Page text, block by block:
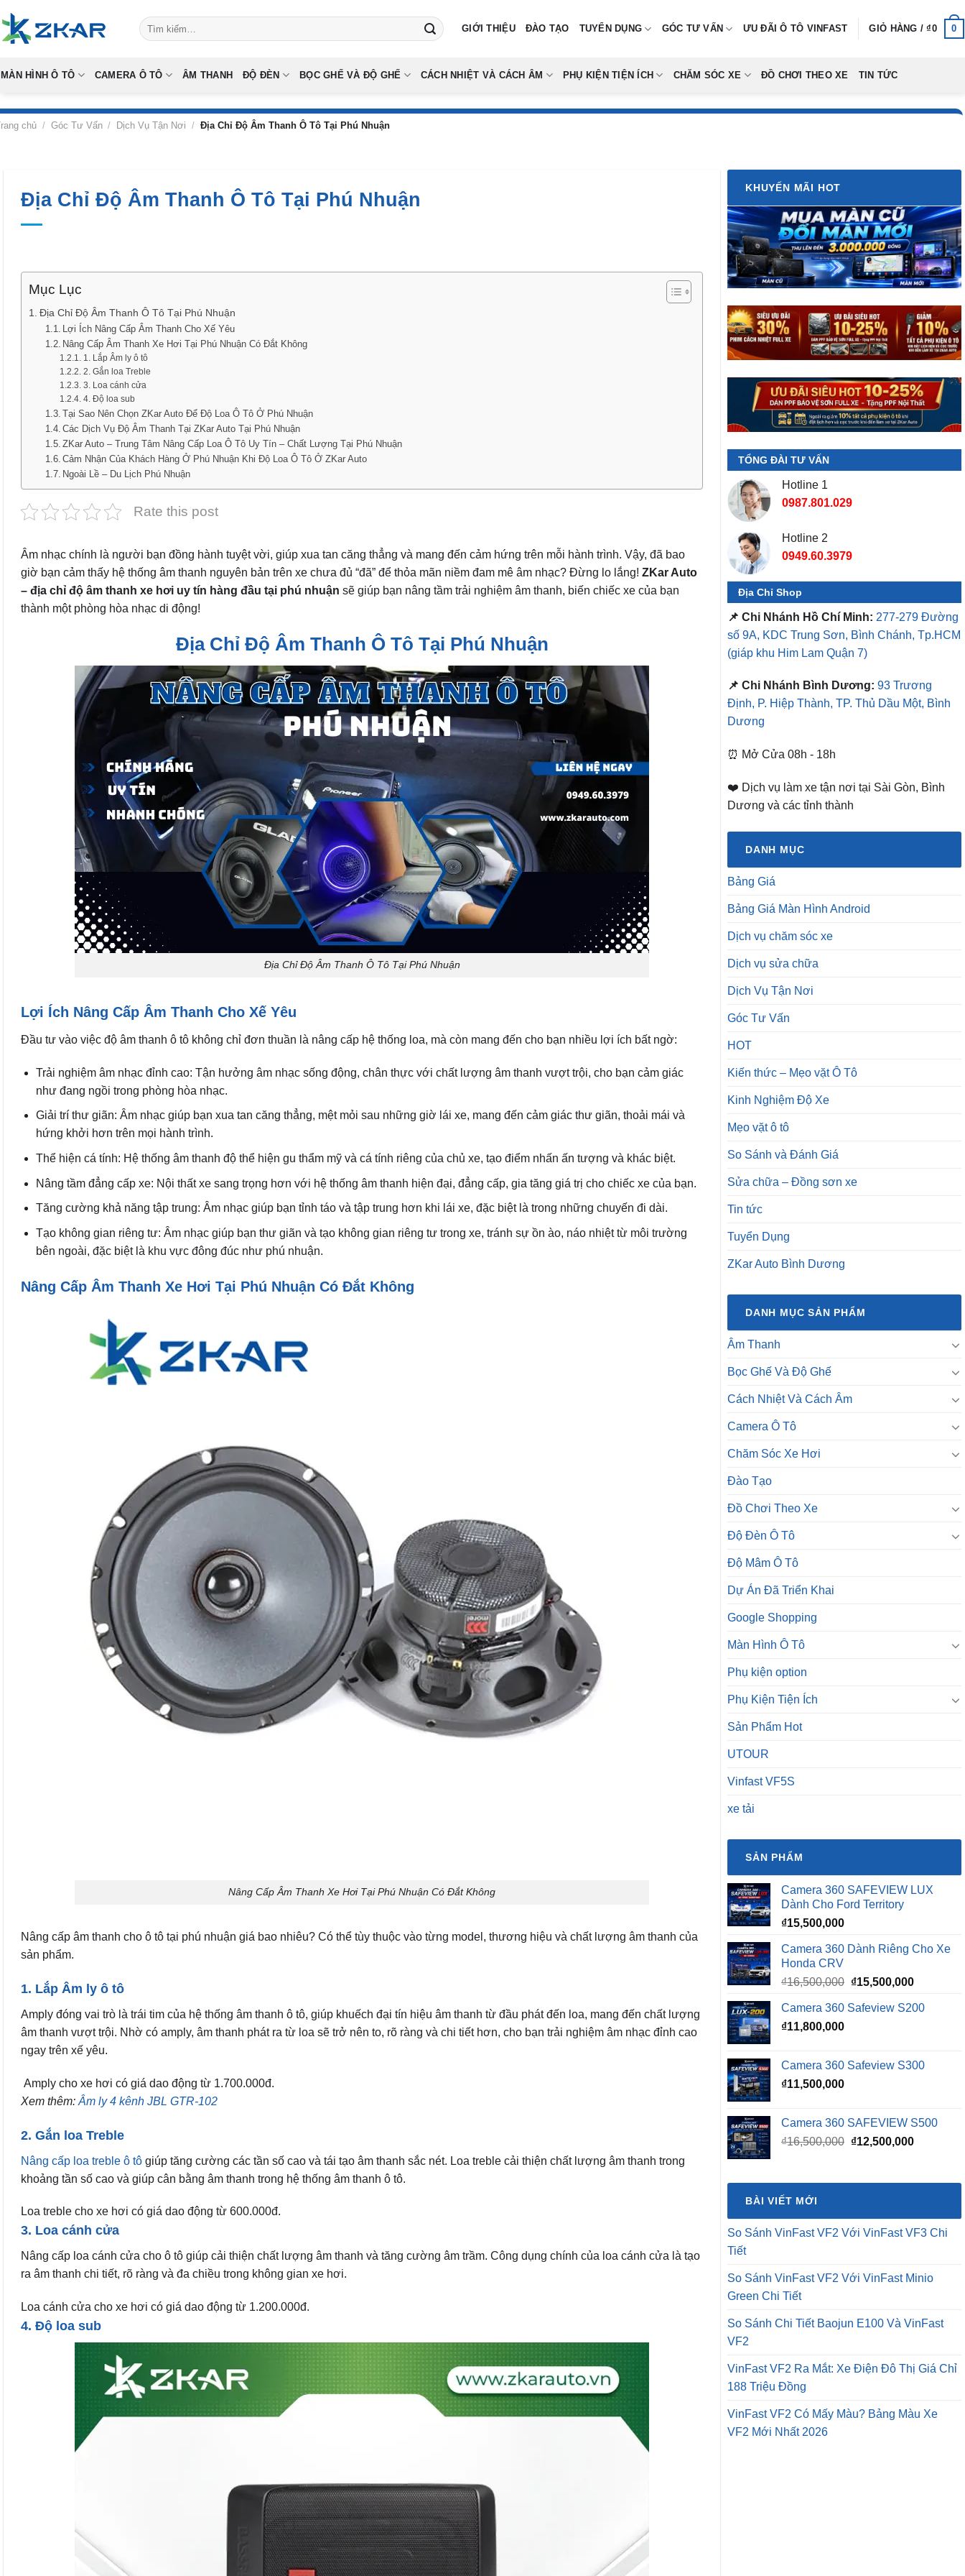
to
content
Tìm
kiếm:
GIỚI THIỆU ĐÀO TẠO TUYỂN DỤNG GÓC TƯ VẤN ƯU ĐÃI Ô TÔ VINFAST GIỎ HÀNG /₫0 0
MÀN HÌNH Ô TÔ CAMERA Ô TÔ ÂM THANH ĐỘ ĐÈN BỌC GHẾ VÀ ĐỘ GHẾ CÁCH NHIỆT VÀ CÁCH ÂM PHỤ KIỆN TIỆN ÍCH CHĂM SÓC XE ĐỒ CHƠI THEO XE TIN TỨC
chủ / Góc Tư Vấn / Dịch Vụ Tận Nơi / Địa Chỉ Độ Âm Thanh Ô Tô Tại Phú Nhuận
Địa Chỉ Độ Âm Thanh Ô Tô Tại Phú Nhuận
Mục Lục
Địa Chỉ Độ Âm Thanh Ô Tô Tại Phú Nhuận
Lợi Ích Nâng Cấp Âm Thanh Cho Xế Yêu
Nâng Cấp Âm Thanh Xe Hơi Tại Phú Nhuận Có Đắt Không
1. Lắp Âm ly ô tô
2. Gắn loa Treble
3. Loa cánh cửa
4. Độ loa sub
Tại Sao Nên Chọn ZKar Auto Để Độ Loa Ô Tô Ở Phú Nhuận
Các Dịch Vụ Độ Âm Thanh Tại ZKar Auto Tại Phú Nhuận
ZKar Auto – Trung Tâm Nâng Cấp Loa Ô Tô Uy Tín – Chất Lượng Tại Phú Nhuận
Cảm Nhận Của Khách Hàng Ở Phú Nhuận Khi Độ Loa Ô Tô Ở ZKar Auto
Ngoài Lề – Du Lịch Phú Nhuận
Rate this post
Âm nhạc chính là người bạn đồng hành tuyệt vời, giúp xua tan căng thẳng và mang đến cảm hứng trên mỗi hành trình. Vậy, đã bao
giờ bạn cảm thấy hệ thống âm thanh nguyên bản trên xe chưa đủ “đã” để thỏa mãn niềm đam mê âm nhạc? Đừng lo lắng! ZKar Auto
– địa chỉ độ âm thanh xe hơi uy tín hàng đầu tại phú nhuận sẽ giúp bạn nâng tầm trải nghiệm âm thanh, biến chiếc xe của bạn
thành một phòng hòa nhạc di động!
Địa Chỉ Độ Âm Thanh Ô Tô Tại Phú Nhuận
Địa Chỉ Độ Âm Thanh Ô Tô Tại Phú Nhuận
Lợi Ích Nâng Cấp Âm Thanh Cho Xế Yêu
Đầu tư vào việc độ âm thanh ô tô không chỉ đơn thuần là nâng cấp hệ thống loa, mà còn mang đến cho bạn nhiều lợi ích bất ngờ:
Trải nghiệm âm nhạc đỉnh cao: Tận hưởng âm nhạc sống động, chân thực với chất lượng âm thanh vượt trội, cho bạn cảm giác
như đang ngồi trong phòng hòa nhạc.
Giải trí thư giãn: Âm nhạc giúp bạn xua tan căng thẳng, mệt mỏi sau những giờ lái xe, mang đến cảm giác thư giãn, thoải mái và
hứng khởi hơn trên mọi hành trình.
Thể hiện cá tính: Hệ thống âm thanh độ thể hiện gu thẩm mỹ và cá tính riêng của chủ xe, tạo điểm nhấn ấn tượng và khác biệt.
Nâng tầm đẳng cấp xe: Nội thất xe sang trọng hơn với hệ thống âm thanh hiện đại, đẳng cấp, gia tăng giá trị cho chiếc xe của bạn.
Tăng cường khả năng tập trung: Âm nhạc giúp bạn tỉnh táo và tập trung hơn khi lái xe, đặc biệt là trong những chuyến đi dài.
Tạo không gian riêng tư: Âm nhạc giúp bạn thư giãn và tạo không gian riêng tư trong xe, tránh sự ồn ào, náo nhiệt từ môi trường
bên ngoài, đặc biệt là khu vực đông đúc như phú nhuận.
Nâng Cấp Âm Thanh Xe Hơi Tại Phú Nhuận Có Đắt Không
Nâng Cấp Âm Thanh Xe Hơi Tại Phú Nhuận Có Đắt Không
Nâng cấp âm thanh cho ô tô tại phú nhuận giá bao nhiêu? Có thể tùy thuộc vào từng model, thương hiệu và chất lượng âm thanh của
sản phẩm.
1. Lắp Âm ly ô tô
Amply đóng vai trò là trái tim của hệ thống âm thanh ô tô, giúp khuếch đại tín hiệu âm thanh từ đầu phát đến loa, mang đến chất lượng
âm thanh vượt trội. Nhờ có amply, âm thanh phát ra từ loa sẽ trở nên to, rõ ràng và chi tiết hơn, cho bạn trải nghiệm âm nhạc đỉnh cao
ngay trên xế yêu.
Amply cho xe hơi có giá dao động từ 1.700.000đ.
Xem thêm: Âm ly 4 kênh JBL GTR-102
2. Gắn loa Treble
Nâng cấp loa treble ô tô giúp tăng cường các tần số cao và tái tạo âm thanh sắc nét. Loa treble cải thiện chất lượng âm thanh trong
khoảng tần số cao và giúp cân bằng âm thanh trong hệ thống âm thanh ô tô.
Loa treble cho xe hơi có giá dao động từ 600.000đ.
3. Loa cánh cửa
Nâng cấp loa cánh cửa cho ô tô giúp cải thiện chất lượng âm thanh và tăng cường âm trầm. Công dụng chính của loa cánh cửa là tạo
ra âm thanh chi tiết, rõ ràng và đa chiều trong không gian xe hơi.
Loa cánh cửa cho xe hơi có giá dao động từ 1.200.000đ.
4. Độ loa sub
KHUYẾN MÃI HOT
TỔNG ĐÀI TƯ VẤN
Hotline 1
0987.801.029
Hotline 2
0949.60.3979
Địa Chỉ Shop
📌 Chi Nhánh Hồ Chí Minh: 277-279 Đường
số 9A, KDC Trung Sơn, Bình Chánh, Tp.HCM
(giáp khu Him Lam Quận 7)
📌 Chi Nhánh Bình Dương: 93 Trương
Định, P. Hiệp Thành, TP. Thủ Dầu Một, Bình
Dương
⏰ Mở Cửa 08h - 18h
❤️ Dịch vụ làm xe tận nơi tại Sài Gòn, Bình
Dương và các tỉnh thành
DANH MỤC
Bảng Giá
Bảng Giá Màn Hình Android
Dịch vụ chăm sóc xe
Dịch vụ sửa chữa
Dịch Vụ Tận Nơi
Góc Tư Vấn
HOT
Kiến thức – Mẹo vặt Ô Tô
Kinh Nghiệm Độ Xe
Mẹo vặt ô tô
So Sánh và Đánh Giá
Sửa chữa – Đồng sơn xe
Tin tức
Tuyển Dụng
ZKar Auto Bình Dương
DANH MỤC SẢN PHẨM
Âm Thanh
Bọc Ghế Và Độ Ghế
Cách Nhiệt Và Cách Âm
Camera Ô Tô
Chăm Sóc Xe Hơi
Đào Tạo
Đồ Chơi Theo Xe
Độ Đèn Ô Tô
Độ Mâm Ô Tô
Dự Án Đã Triển Khai
Google Shopping
Màn Hình Ô Tô
Phụ kiện option
Phụ Kiện Tiện Ích
Sản Phẩm Hot
UTOUR
Vinfast VF5S
xe tải
SẢN PHẨM
Camera 360 SAFEVIEW LUX
Dành Cho Ford Territory
₫15,500,000
Camera 360 Dành Riêng Cho Xe
Honda CRV
₫16,500,000 Giá
là:
₫15,500,000Giá
tại
Camera 360 Safeview S200
₫11,800,000
Camera 360 Safeview S300
₫11,500,000
Camera 360 SAFEVIEW S500
₫16,500,000 Giá
₫16,500,000.
₫12,500,000Giá
là:
BÀI VIẾT MỚI
So Sánh VinFast VF2 Với VinFast VF3 Chi
Tiết
So Sánh VinFast VF2 Với VinFast Minio
Green Chi Tiết
So Sánh Chi Tiết Baojun E100 Và VinFast
VF2
VinFast VF2 Ra Mắt: Xe Điện Đô Thị Giá Chỉ
188 Triệu Đồng
VinFast VF2 Có Mấy Màu? Bảng Màu Xe
VF2 Mới Nhất 2026